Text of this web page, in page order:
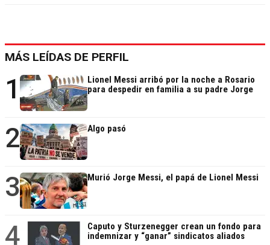
MÁS LEÍDAS DE PERFIL
1
Lionel Messi arribó por la noche a Rosario
para despedir en familia a su padre Jorge
2 Algo pasó
3 Murió Jorge Messi, el papá de Lionel Messi
4
Caputo y Sturzenegger crean un fondo para
indemnizar y “ganar” sindicatos aliados